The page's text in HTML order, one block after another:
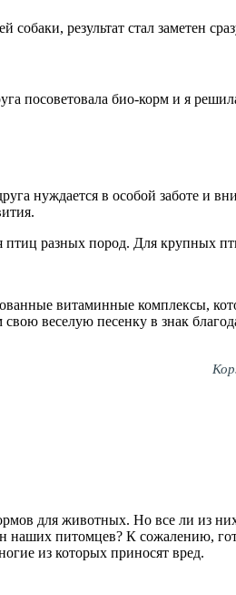
результат стал заметен
посоветовала био-корм и я
нуждается в особой заботе
разных пород. Для крупных
витаминные комплексы,
веселую песенку в знак
для животных. Но все ли из
питомцев? К сожалению,
из которых приносят вред.